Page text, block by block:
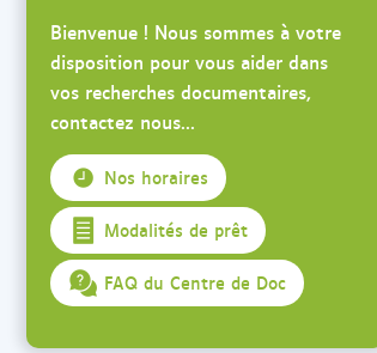
Bienvenue ! Nous sommes à votre
disposition pour vous aider dans
vos recherches documentaires,
contactez nous...
Nos horaires
Modalités de prêt
FAQ du Centre de Doc